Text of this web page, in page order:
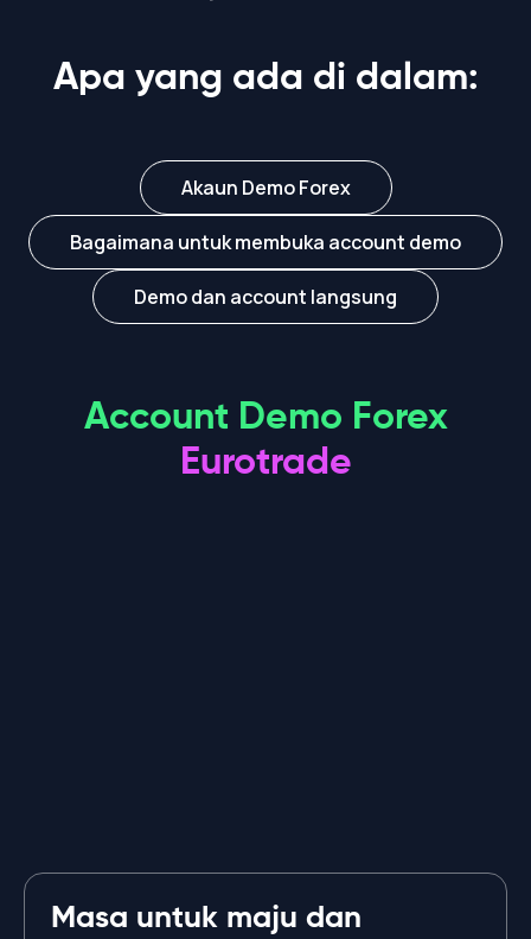
Apa yang ada di dalam:
Akaun Demo Forex
Bagaimana untuk membuka account demo
Demo dan account langsung
Account Demo Forex
Eurotrade
Masa untuk maju dan